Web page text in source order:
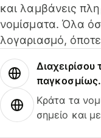
και λαμβάνεις
νομίσματα. Όλα
λογαριασμό,
Διαχειρίσου
παγκοσμίως.
Κράτα τα
σημείο και